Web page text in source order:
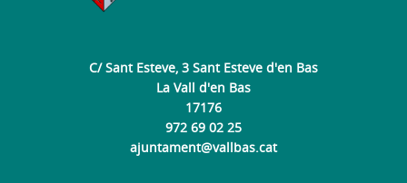
C/ Sant Esteve, 3 Sant Esteve d'en Bas
La Vall d'en Bas
17176
972 69 02 25
ajuntament@vallbas.cat